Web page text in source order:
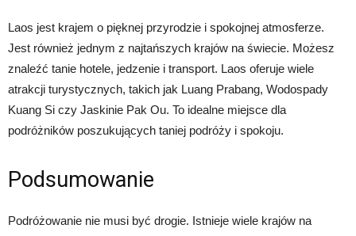
Laos jest krajem o pięknej przyrodzie i spokojnej atmosferze.
Jest również jednym z najtańszych krajów na świecie. Możesz
znaleźć tanie hotele, jedzenie i transport. Laos oferuje wiele
atrakcji turystycznych, takich jak Luang Prabang, Wodospady
Kuang Si czy Jaskinie Pak Ou. To idealne miejsce dla
podróżników poszukujących taniej podróży i spokoju.
Podsumowanie
Podróżowanie nie musi być drogie. Istnieje wiele krajów na